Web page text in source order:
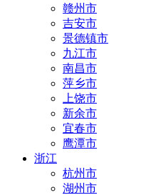
赣州市
吉安市
景德镇市
九江市
南昌市
萍乡市
上饶市
新余市
宜春市
鹰潭市
浙江
杭州市
湖州市